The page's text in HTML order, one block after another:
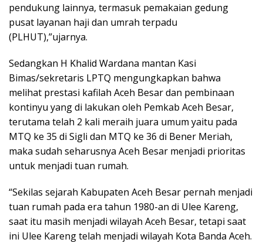
pendukung lainnya, termasuk pemakaian gedung
pusat layanan haji dan umrah terpadu
(PLHUT),”ujarnya.
Sedangkan H Khalid Wardana mantan Kasi
Bimas/sekretaris LPTQ mengungkapkan bahwa
melihat prestasi kafilah Aceh Besar dan pembinaan
kontinyu yang di lakukan oleh Pemkab Aceh Besar,
terutama telah 2 kali meraih juara umum yaitu pada
MTQ ke 35 di Sigli dan MTQ ke 36 di Bener Meriah,
maka sudah seharusnya Aceh Besar menjadi prioritas
untuk menjadi tuan rumah.
“Sekilas sejarah Kabupaten Aceh Besar pernah menjadi
tuan rumah pada era tahun 1980-an di Ulee Kareng,
saat itu masih menjadi wilayah Aceh Besar, tetapi saat
ini Ulee Kareng telah menjadi wilayah Kota Banda Aceh.